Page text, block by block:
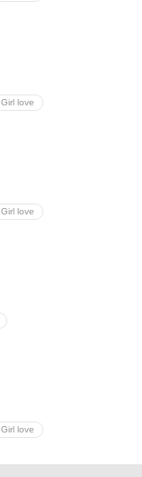
Girl love
Girl love
Girl love